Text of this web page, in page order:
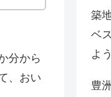
分から
、おい
築
ベ
よ
豊